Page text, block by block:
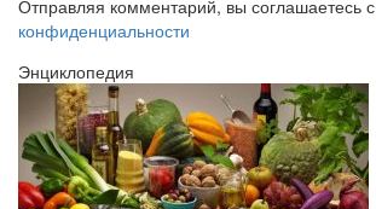
Отправляя комментарий, вы соглашаетесь с
конфиденциальности
Энциклопедия